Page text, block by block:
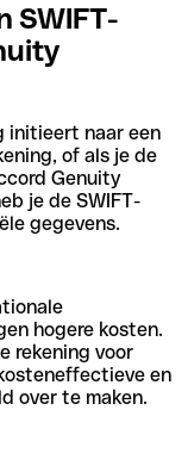
SWIFT-
initieert naar een
of als je de
Genuity
je de SWIFT-
gegevens.
hogere kosten.
rekening voor
en
over te maken.